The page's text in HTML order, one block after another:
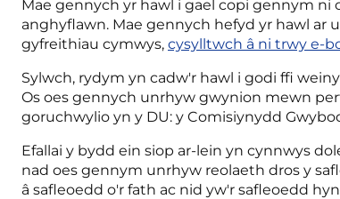
Mae gennych yr hawl i gael copi gennym ni
anghyflawn. Mae gennych hefyd yr hawl ar
gyfreithiau cymwys, cysylltwch â ni trwy e-
Sylwch, rydym yn cadw'r hawl i godi ffi
Os oes gennych unrhyw gwynion mewn
goruchwylio yn y DU: y Comisiynydd
Efallai y bydd ein siop ar-lein yn cynnwys
nad oes gennym unrhyw reolaeth dros y
â safleoedd o'r fath ac nid yw'r safleoedd